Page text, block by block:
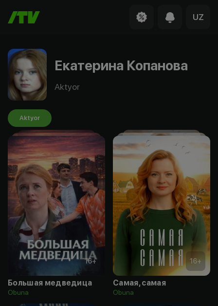
UZ
Екатерина Копанова
Aktyor
Aktyor
16+
Большая медведица
Obuna
16+
Самая, самая
Obuna